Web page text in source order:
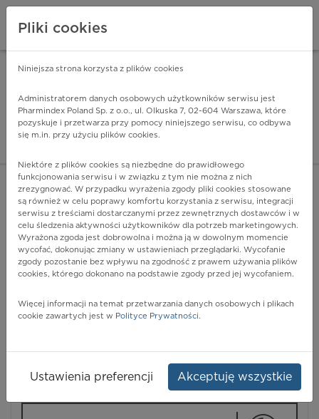
Pharmindex - lider
ZALOGUJ SIĘ
POKAŻ FILTRY
Pharmindex
Pliki cookies
Niniejsza strona korzysta z plików cookies
Administratorem danych osobowych użytkowników serwisu jest
Pharmindex Poland Sp. z o.o., ul. Olkuska 7, 02-604 Warszawa, które
pozyskuje i przetwarza przy pomocy niniejszego serwisu, co odbywa
się m.in. przy użyciu plików cookies.
Niektóre z plików cookies są niezbędne do prawidłowego
funkcjonowania serwisu i w związku z tym nie można z nich
zrezygnować. W przypadku wyrażenia zgody pliki cookies stosowane
są również w celu poprawy komfortu korzystania z serwisu, integracji
serwisu z treściami dostarczanymi przez zewnętrznych dostawców i w
celu śledzenia aktywności użytkowników dla potrzeb marketingowych.
Wyrażona zgoda jest dobrowolna i można ją w dowolnym momencie
wycofać, dokonując zmiany w ustawieniach przeglądarki. Wycofanie
zgody pozostanie bez wpływu na zgodność z prawem używania plików
cookies, którego dokonano na podstawie zgody przed jej wycofaniem.
Więcej informacji na temat przetwarzania danych osobowych i plikach
cookie zawartych jest w Polityce Prywatności.
Ustawienia preferencji Akceptuję wszystkie
ZA DARMO - w Google Play INSTALUJ